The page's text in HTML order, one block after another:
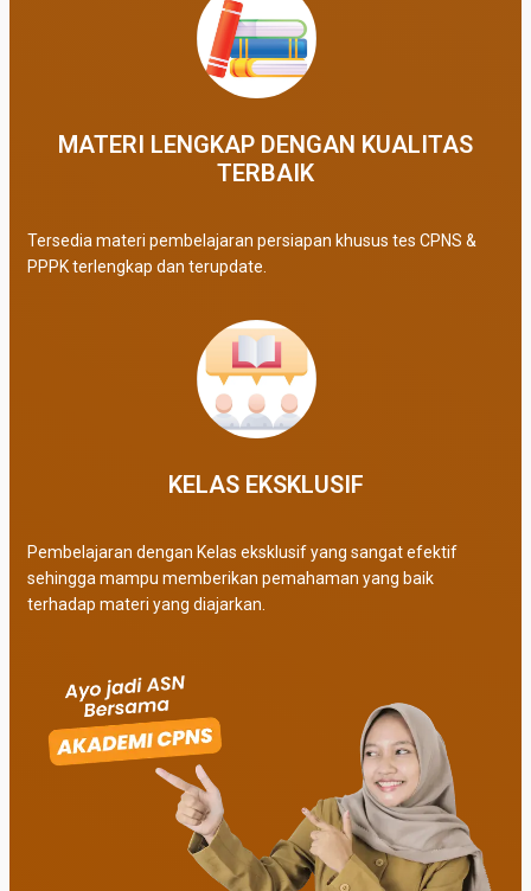
MATERI LENGKAP DENGAN KUALITAS
TERBAIK​
Tersedia materi pembelajaran persiapan khusus tes CPNS &
PPPK terlengkap dan terupdate.
KELAS EKSKLUSIF​
Pembelajaran dengan Kelas eksklusif yang sangat efektif
sehingga mampu memberikan pemahaman yang baik
terhadap materi yang diajarkan.